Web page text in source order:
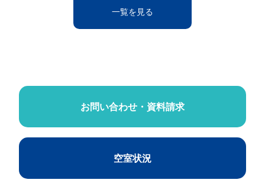
一覧を見る
お問い合わせ・資料請求
空室状況